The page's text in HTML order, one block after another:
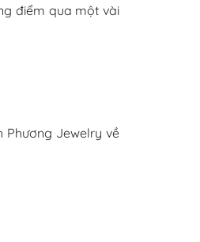
điểm qua một vài
Phương Jewelry về